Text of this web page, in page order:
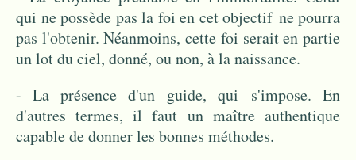
qui ne possède pas la foi en cet objectif ne pourra
pas l'obtenir. Néanmoins, cette foi serait en partie
un lot du ciel, donné, ou non, à la naissance.
- La présence d'un guide, qui s'impose. En
d'autres termes, il faut un maître authentique
capable de donner les bonnes méthodes.